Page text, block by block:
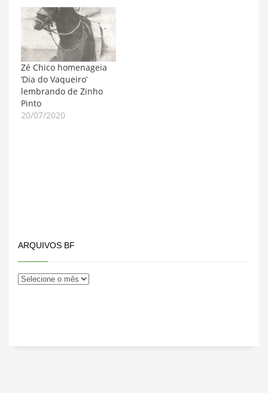
Zé Chico homenageia
‘Dia do Vaqueiro’
lembrando de Zinho
Pinto
20/07/2020
ARQUIVOS BF